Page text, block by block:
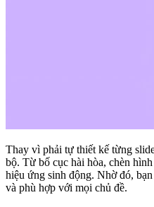
Thay vì phải tự thiết kế từng
bộ. Từ bố cục hài hòa, chèn
hiệu ứng sinh động. Nhờ đó,
và phù hợp với mọi chủ đề.